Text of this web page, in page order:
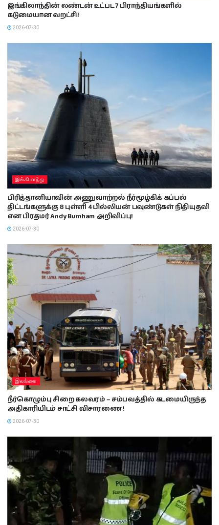
இங்கிலாந்தின் லண்டன் உட்பட 7 பிராந்தியங்களில்
கடுமையான வறட்சி!
2026-07-30
இங்கிலாந்து
பிரித்தானியாவின் அணுவாற்றல் நீர்மூழ்கிக் கப்பல்
திட்டங்களுக்கு 8 புள்ளி 4 பில்லியன் பவுண்டுகள் நிதியுதவி
என பிரதமர் Andy Burnham அறிவிப்பு!
2026-07-30
இலங்கை
நீர்கொழும்பு சிறை கலவரம் – சம்பவத்தில் கடமையிருந்த
அதிகாரியிடம் சாட்சி விசாரணை !
2026-07-30